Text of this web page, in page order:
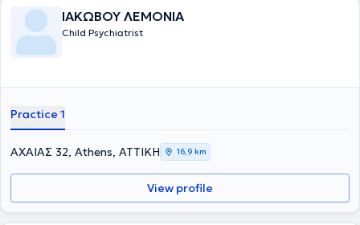
ΙΑΚΩΒΟΥ ΛΕΜΟΝΙΑ
Child Psychiatrist
Practice 1
ΑΧΑΙΑΣ 32, Athens, ΑΤΤΙΚΗ 16,9 km
View profile